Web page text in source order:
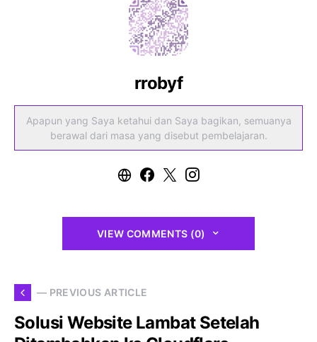
rrobyf
Apapun yang Saya ketahui dan Saya bagikan, semuanya
berawal dari masa yang disebut pembelajaran.
VIEW COMMENTS (0)
— PREVIOUS ARTICLE
Solusi Website Lambat Setelah